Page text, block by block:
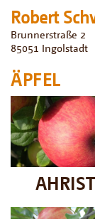
Robert
Brunnerstraße 2
85051 Ingolstadt
ÄPFEL